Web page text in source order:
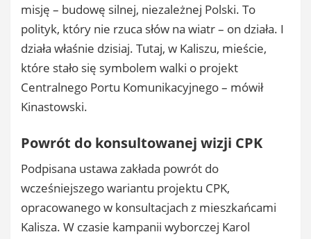
misję – budowę silnej, niezależnej Polski. To
polityk, który nie rzuca słów na wiatr – on działa. I
działa właśnie dzisiaj. Tutaj, w Kaliszu, mieście,
które stało się symbolem walki o projekt
Centralnego Portu Komunikacyjnego – mówił
Kinastowski.
Powrót do konsultowanej wizji CPK
Podpisana ustawa zakłada powrót do
wcześniejszego wariantu projektu CPK,
opracowanego w konsultacjach z mieszkańcami
Kalisza. W czasie kampanii wyborczej Karol